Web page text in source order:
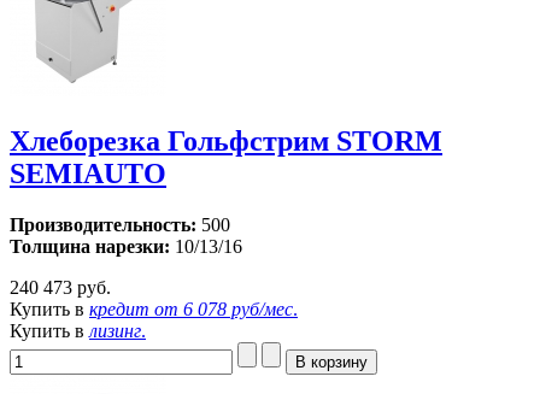
Хлеборезка Гольфстрим STORM
SEMIAUTO
Производительность: 500
Толщина нарезки: 10/13/16
240 473 руб.
Купить в кредит от 6 078 руб/мес.
Купить в лизинг.